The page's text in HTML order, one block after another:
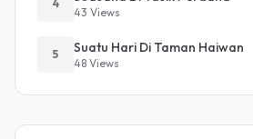
4
43 Views
5 Suatu Hari Di Taman Haiwan
48 Views